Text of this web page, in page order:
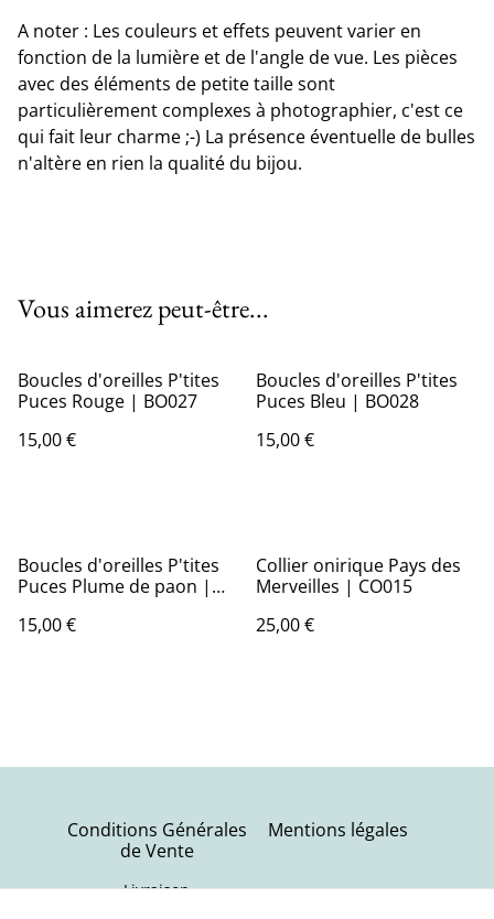
A noter : Les couleurs et effets peuvent varier en
fonction de la lumière et de l'angle de vue. Les pièces
avec des éléments de petite taille sont
particulièrement complexes à photographier, c'est ce
qui fait leur charme ;-) La présence éventuelle de bulles
n'altère en rien la qualité du bijou.
Vous aimerez peut-être...
Boucles d'oreilles P'tites
Puces Rouge | BO027
15,00 €
Boucles d'oreilles P'tites
Puces Bleu | BO028
15,00 €
Boucles d'oreilles P'tites
Puces Plume de paon |
15,00 €
Collier onirique Pays des
Merveilles | CO015
25,00 €
Conditions Générales
de Vente
Livraison
Mentions légales